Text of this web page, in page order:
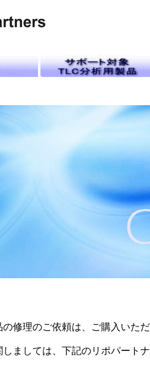
修理のご依頼は、ご購入いた
ましては、下記のリポパート